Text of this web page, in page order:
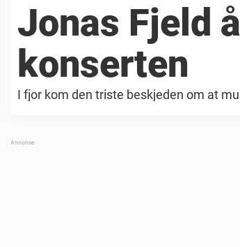
Jonas Fjeld
konserten
I fjor kom den triste beskjeden om at